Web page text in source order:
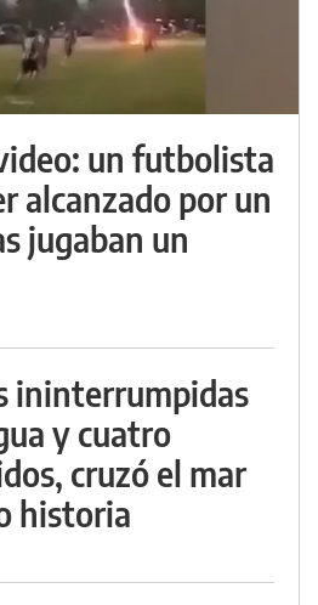
un futbolista
alcanzado por un
jugaban un
ininterrumpidas
y cuatro
cruzó el mar
historia